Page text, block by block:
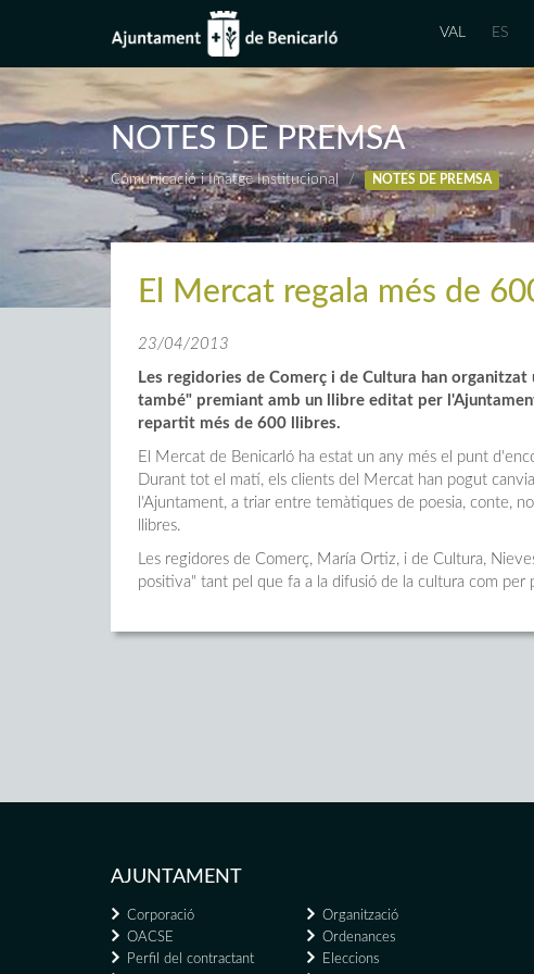
VAL ES
NOTES DE PREMSA
Comunicació i Imatge Institucional NOTES DE PREMSA
El Mercat regala més de
23/04/2013
Les regidories de Comerç i de Cultura han
també" premiant amb un llibre editat per
repartit més de 600 llibres.
El Mercat de Benicarló ha estat un any més el punt
Durant tot el matí, els clients del Mercat han pogut
l'Ajuntament, a triar entre temàtiques de poesia, conte,
llibres.
Les regidores de Comerç, María Ortiz, i de Cultura,
positiva" tant pel que fa a la difusió de la cultura com
AJUNTAMENT
Corporació
Organització
OACSE
Ordenances
Perfil del contractant
Eleccions